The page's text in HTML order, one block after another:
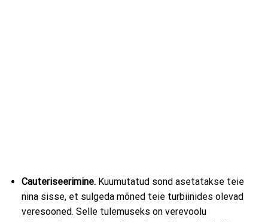
Cauteriseerimine. Kuumutatud sond asetatakse teie
nina sisse, et sulgeda mõned teie turbiinides olevad
veresooned. Selle tulemuseks on verevoolu